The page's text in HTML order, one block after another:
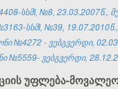
სსმI, №8, 23.03.2007წ.,
სსმI, №39,
№4272 - ვებგვერდი,
№5559- ვებგვერდი,
უფლება-